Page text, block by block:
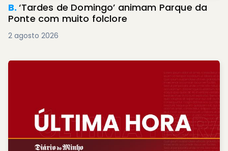
B.‘Tardes de Domingo’ animam Parque da
Ponte com muito folclore
2 agosto 2026